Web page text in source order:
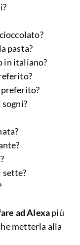
pasta?
in italiano?
preferito?
sette?
ad Alexapiù
metterla alla